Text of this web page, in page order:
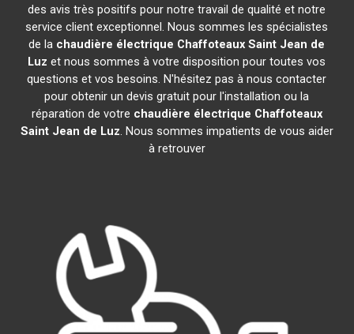
des avis très positifs pour notre travail de qualité et notre
service client exceptionnel. Nous sommes les spécialistes
de la chaudière électrique Chaffoteaux Saint Jean de
Luz et nous sommes à votre disposition pour toutes vos
questions et vos besoins. N'hésitez pas à nous contacter
pour obtenir un devis gratuit pour l'installation ou la
réparation de votre chaudière électrique Chaffoteaux
Saint Jean de Luz. Nous sommes impatients de vous aider
à retrouver